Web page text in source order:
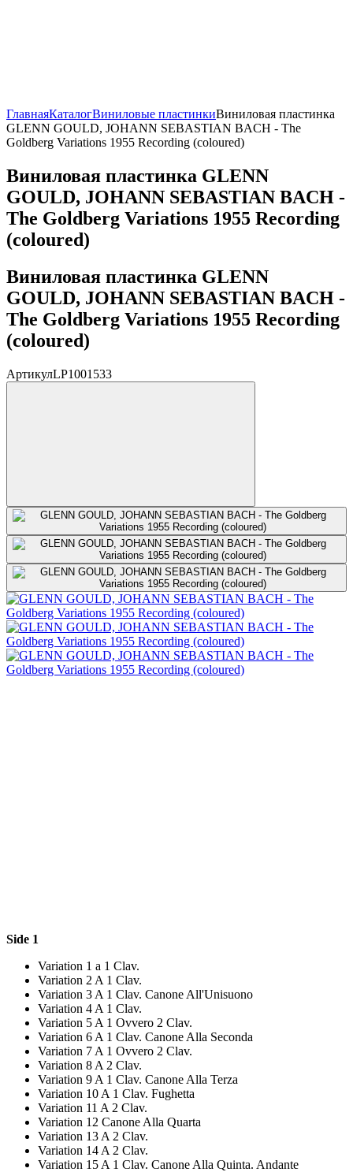
ГлавнаяКаталогВиниловые пластинкиВиниловая пластинка
GLENN GOULD, JOHANN SEBASTIAN BACH - The
Goldberg Variations 1955 Recording (сoloured)
Виниловая пластинка GLENN
GOULD, JOHANN SEBASTIAN BACH -
The Goldberg Variations 1955 Recording
(сoloured)
Виниловая пластинка GLENN
GOULD, JOHANN SEBASTIAN BACH -
The Goldberg Variations 1955 Recording
(сoloured)
АртикулLP1001533
Side 1
Variation 1 a 1 Clav.
Variation 2 A 1 Clav.
Variation 3 A 1 Clav. Canone All'Unisuono
Variation 4 A 1 Clav.
Variation 5 A 1 Ovvero 2 Clav.
Variation 6 A 1 Clav. Canone Alla Seconda
Variation 7 A 1 Ovvero 2 Clav.
Variation 8 A 2 Clav.
Variation 9 A 1 Clav. Canone Alla Terza
Variation 10 A 1 Clav. Fughetta
Variation 11 A 2 Clav.
Variation 12 Canone Alla Quarta
Variation 13 A 2 Clav.
Variation 14 A 2 Clav.
Variation 15 A 1 Clav. Canone Alla Quinta. Andante